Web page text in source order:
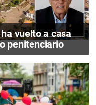
vuelto a casa
penitenciario